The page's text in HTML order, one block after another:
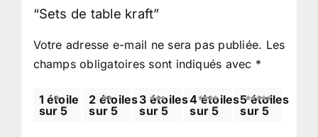
“Sets de table kraft”
Votre adresse e-mail ne sera pas publiée. Les
champs obligatoires sont indiqués avec *
1 étoile
sur 5
2 étoiles
sur 5
3 étoiles
sur 5
4 étoiles
sur 5
5 étoiles
sur 5